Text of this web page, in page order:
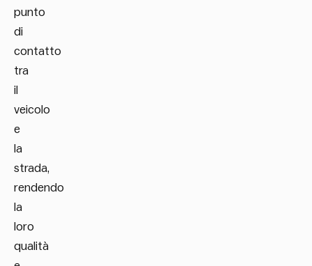
punto
di
contatto
tra
il
veicolo
e
la
strada,
rendendo
la
loro
qualità